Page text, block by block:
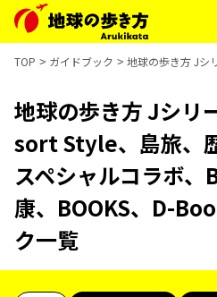
TOP ガイドブック 地球の歩き方 Jシ
地球の歩き方 Jシリ
sort Style、島旅、
スペシャルコラボ、
康、BOOKS、D-
ク一覧